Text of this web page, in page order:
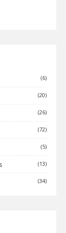
(6)
(20)
(26)
(72)
(5)
(13)
(34)